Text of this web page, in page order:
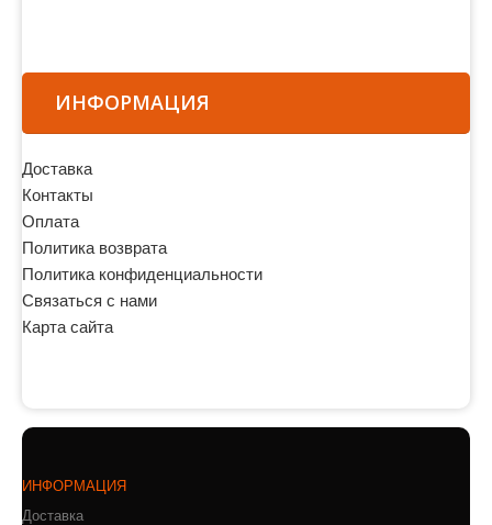
ИНФОРМАЦИЯ
Доставка
Контакты
Оплата
Политика возврата
Политика конфиденциальности
Связаться с нами
Карта сайта
ИНФОРМАЦИЯ
Доставка